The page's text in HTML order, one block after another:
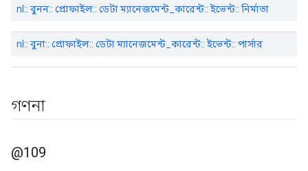
nl:: বুনন:: প্রোফাইল:: ডেটা ম্যানেজমেন্ট_কারেন্ট:: ইভেন্ট:: নির্মাতা
nl:: বুনা:: প্রোফাইল:: ডেটা ম্যানেজমেন্ট_কারেন্ট:: ইভেন্ট:: পার্সার
গণনা
@109